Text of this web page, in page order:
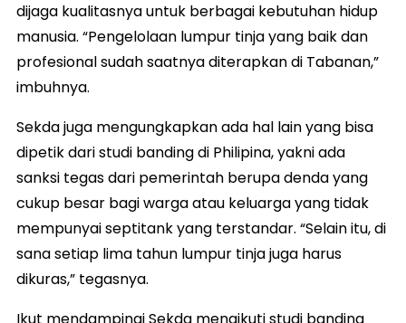
dijaga kualitasnya untuk berbagai kebutuhan hidup
manusia. “Pengelolaan lumpur tinja yang baik dan
profesional sudah saatnya diterapkan di Tabanan,”
imbuhnya.
Sekda juga mengungkapkan ada hal lain yang bisa
dipetik dari studi banding di Philipina, yakni ada
sanksi tegas dari pemerintah berupa denda yang
cukup besar bagi warga atau keluarga yang tidak
mempunyai septitank yang terstandar. “Selain itu, di
sana setiap lima tahun lumpur tinja juga harus
dikuras,” tegasnya.